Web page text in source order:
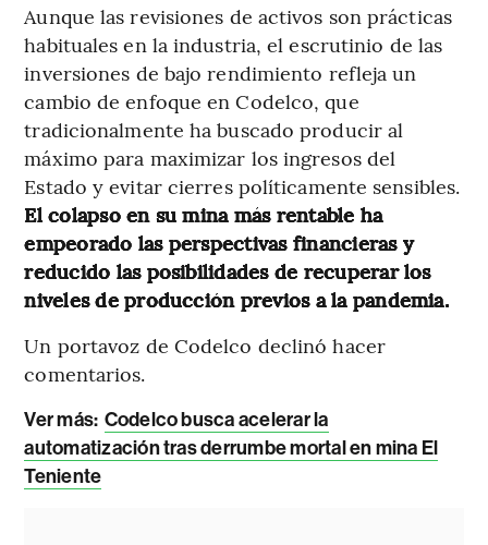
Aunque las revisiones de activos son prácticas
habituales en la industria, el escrutinio de las
inversiones de bajo rendimiento refleja un
cambio de enfoque en Codelco, que
tradicionalmente ha buscado producir al
máximo para maximizar los ingresos del
Estado y evitar cierres políticamente sensibles.
El colapso en su mina más rentable ha
empeorado las perspectivas financieras y
reducido las posibilidades de recuperar los
niveles de producción previos a la pandemia.
Un portavoz de Codelco declinó hacer
comentarios.
Ver más: Codelco busca acelerar la
automatización tras derrumbe mortal en mina El
Teniente